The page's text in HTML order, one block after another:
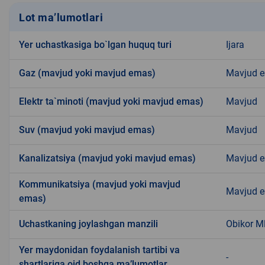
Lot ma’lumotlari
Yer uchastkasiga bo`lgan huquq turi Ijara
Gaz (mavjud yoki mavjud emas) Mavjud
Elektr ta`minoti (mavjud yoki mavjud emas) Mavjud
Suv (mavjud yoki mavjud emas) Mavjud
Kanalizatsiya (mavjud yoki mavjud emas) Mavjud
Kommunikatsiya (mavjud yoki mavjud
emas)
Mavjud
Uchastkaning joylashgan manzili Obikor
Yer maydonidan foydalanish tartibi va
-